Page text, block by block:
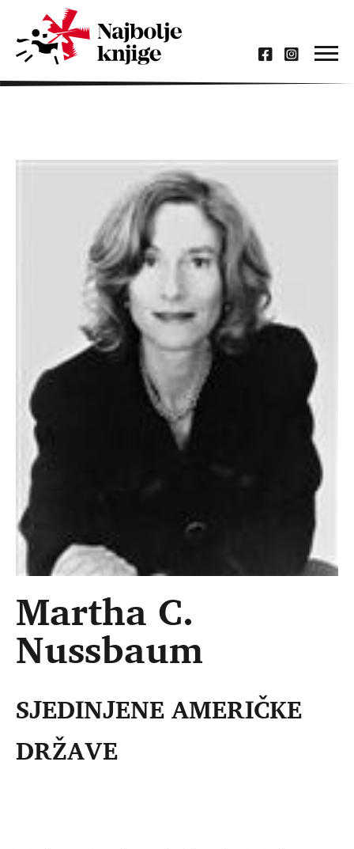
Martha C.
Nussbaum
SJEDINJENE AMERIČKE
DRŽAVE